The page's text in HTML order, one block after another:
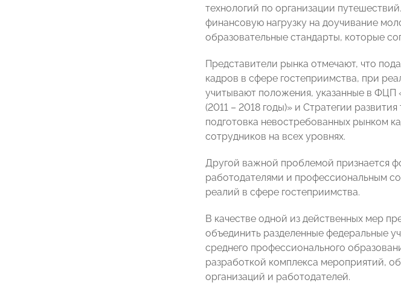
технологий по организации
финансовую нагрузку на доучивание
образовательные стандарты, которые
Представители рынка отмечают, что
кадров в сфере гостеприимства, при
учитывают положения, указанные в ФЦП
(2011 – 2018 годы)» и Стратегии
подготовка невостребованных рынком
сотрудников на всех уровнях.
Другой важной проблемой признается
работодателями и профессиональным
реалий в сфере гостеприимства.
В качестве одной из действенных мер
объединить разделенные федеральные
среднего профессионального
разработкой комплекса мероприятий,
организаций и работодателей.